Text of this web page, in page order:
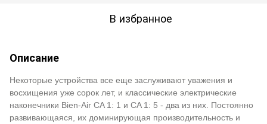
В избранное
Описание
Некоторые устройства все еще заслуживают уважения и
восхищения уже сорок лет, и классические электрические
наконечники Bien-Air CA 1: 1 и CA 1: 5 - два из них. Постоянно
развивающаяся, их доминирующая производительность и